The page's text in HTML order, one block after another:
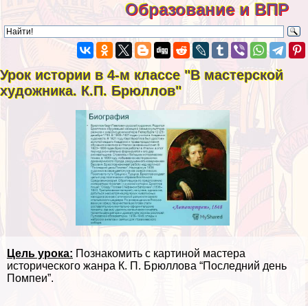
Образование и ВПР
Урок истории в 4-м классе "В мастерской
художника. К.П. Брюллов"
Цель урока: Познакомить с картиной мастера
исторического жанра К. П. Брюллова “Последний день
Помпеи”.